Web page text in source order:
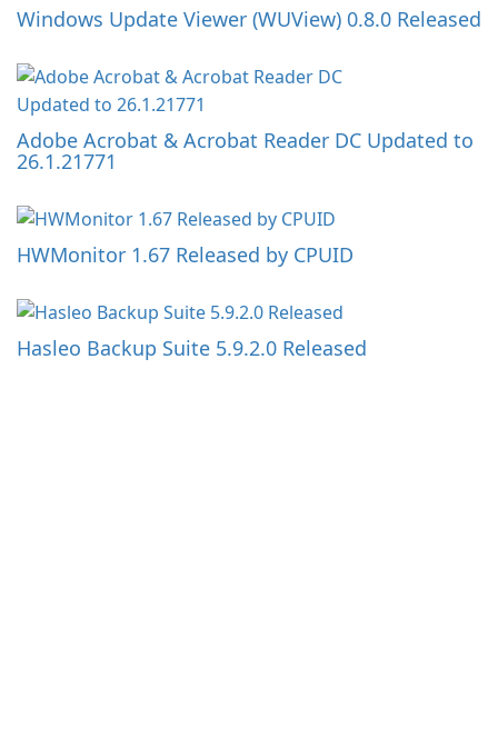
Windows Update Viewer (WUView) 0.8.0 Released
Adobe Acrobat & Acrobat Reader DC Updated to
26.1.21771
HWMonitor 1.67 Released by CPUID
Hasleo Backup Suite 5.9.2.0 Released